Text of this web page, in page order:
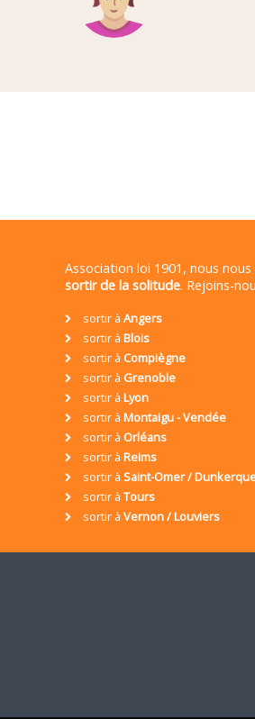
Association loi 1901, nous
sortir de la solitude. Rejoins-
sortir à Angers
sortir à Blois
sortir à Compiègne
sortir à Grenoble
sortir à Lyon
sortir à Montaigu - Vendée
sortir à Orléans
sortir à Reims
sortir à Saint-Omer /
sortir à Tours
sortir à Vernon / Louviers